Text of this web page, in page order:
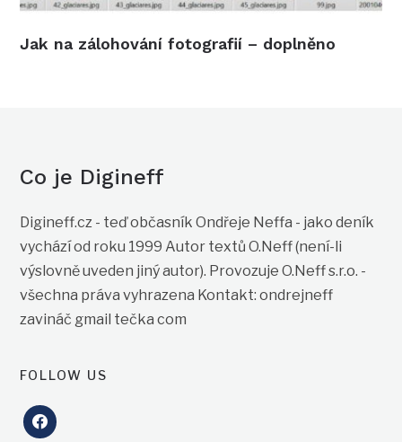
Jak na zálohování fotografií – doplněno
Co je Digineff
Digineff.cz - teď občasník Ondřeje Neffa - jako deník
vychází od roku 1999 Autor textů O.Neff (není-li
výslovně uveden jiný autor). Provozuje O.Neff s.r.o. -
všechna práva vyhrazena Kontakt: ondrejneff
zavináč gmail tečka com
FOLLOW US
facebook